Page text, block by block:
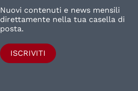
Nuovi contenuti e news mensili
direttamente nella tua casella di
posta.
ISCRIVITI